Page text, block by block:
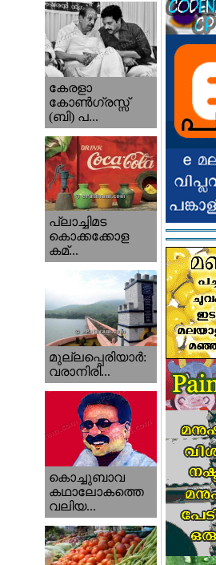
കേരളാ
കോണ്‍ഗ്രസ്സ്
(ബി) പ...
പ്ലാച്ചിമട
കൊക്കക്കോള
കമ്...
മുല്ലപ്പെരിയാര്‍:
വരാനിരി...
കൊച്ചുബാവ
കഥാലോകത്തെ
വലിയ...